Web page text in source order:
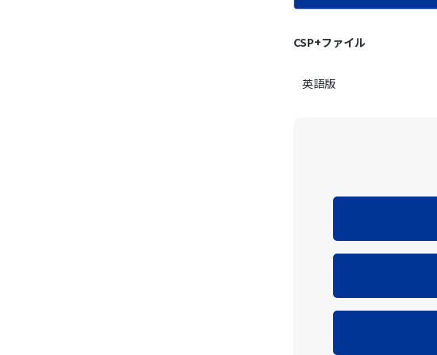
CSP+ファイル
英語版